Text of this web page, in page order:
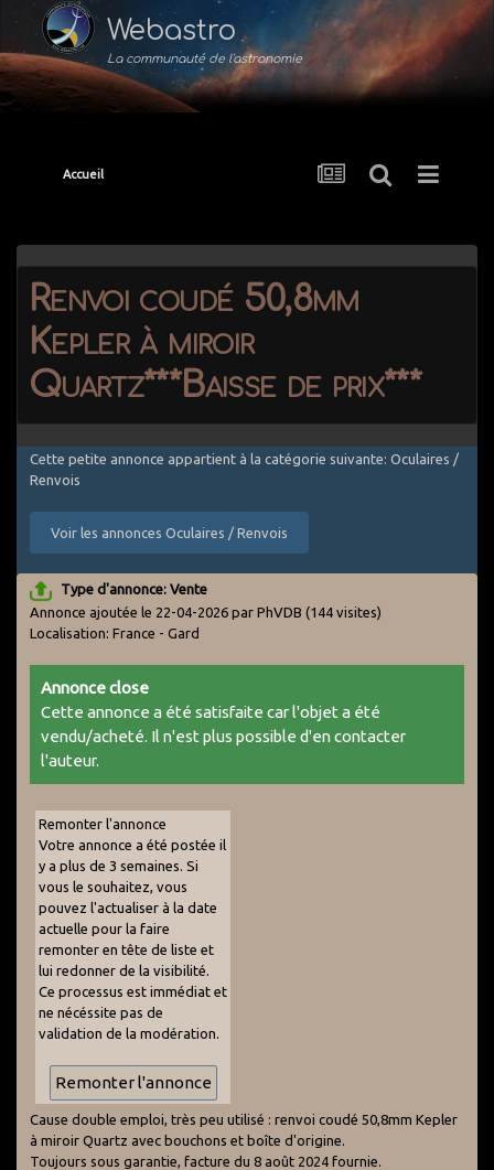
Webastro
La communauté de l'astronomie
Accueil
Renvoi coudé 50,8mm
Kepler à miroir
Quartz***Baisse de prix***
Cette petite annonce appartient à la catégorie suivante: Oculaires /
Renvois
Voir les annonces Oculaires / Renvois
Type d'annonce: Vente
Annonce ajoutée le 22-04-2026 par PhVDB (144 visites)
Localisation: France - Gard
Annonce close
Cette annonce a été satisfaite car l'objet a été
vendu/acheté. Il n'est plus possible d'en contacter
l'auteur.
Remonter l'annonce
Votre annonce a été postée il
y a plus de 3 semaines. Si
vous le souhaitez, vous
pouvez l'actualiser à la date
actuelle pour la faire
remonter en tête de liste et
lui redonner de la visibilité.
Ce processus est immédiat et
ne nécéssite pas de
validation de la modération.
Cause double emploi, très peu utilisé : renvoi coudé 50,8mm Kepler
à miroir Quartz avec bouchons et boîte d'origine.
Toujours sous garantie, facture du 8 août 2024 fournie.